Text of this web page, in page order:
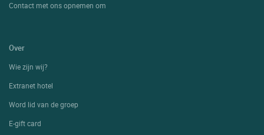
Contact met ons opnemen om
Over
Wie zijn wij?
Extranet hotel
Word lid van de groep
E-gift card